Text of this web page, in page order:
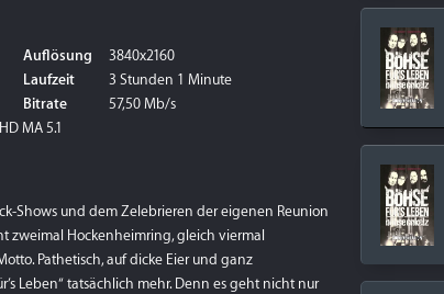
MA 5.1
Auflösung
3840x2160
Laufzeit
3 Stunden 1 Minute
Bitrate
57,50 Mb/s
Shows und dem Zelebrieren der eigenen Reunion
zweimal Hockenheimring, gleich viermal
Pathetisch, auf dicke Eier und ganz
Leben“ tatsächlich mehr. Denn es geht nicht nur